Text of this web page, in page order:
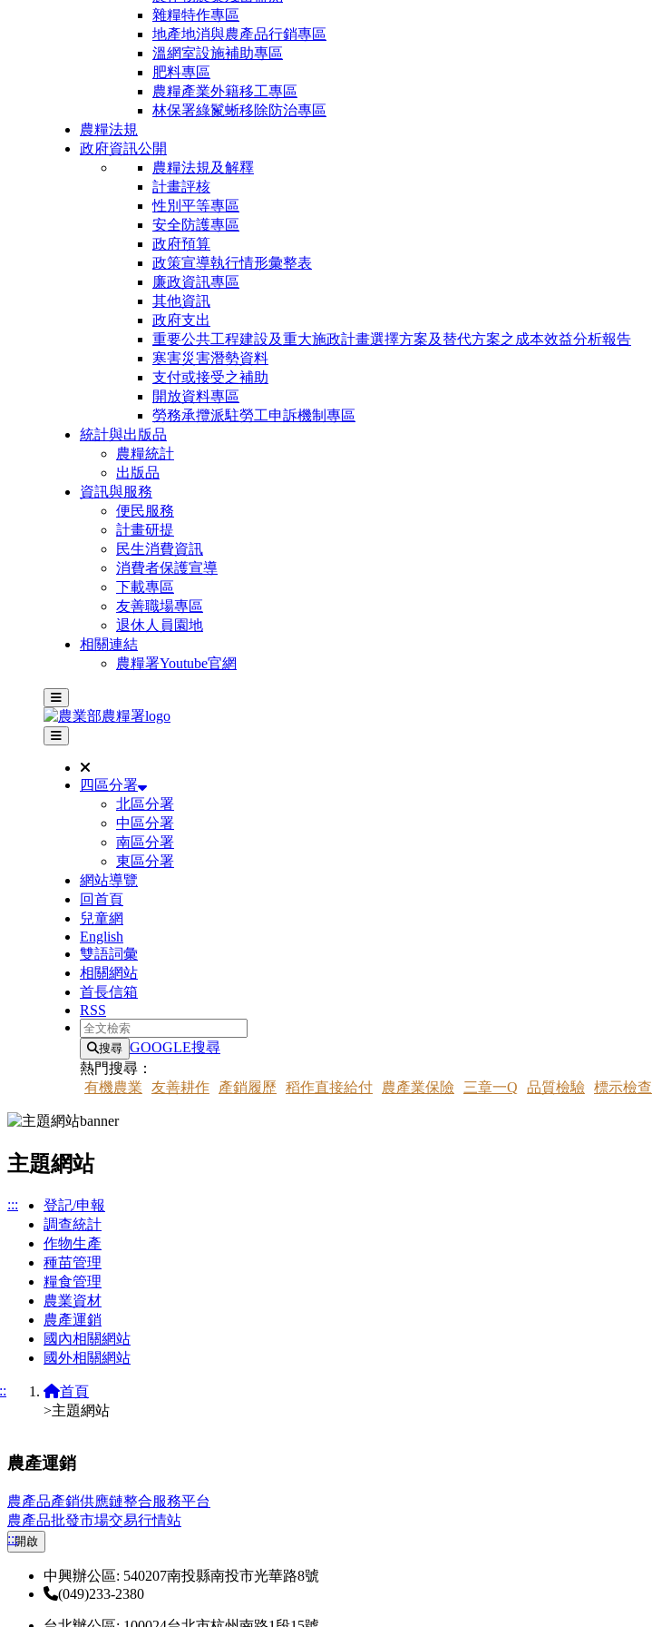
雜糧特作專區
地產地消與農產品行銷專區
溫網室設施補助專區
肥料專區
農糧產業外籍移工專區
林保署綠鬣蜥移除防治專區
農糧法規
政府資訊公開
農糧法規及解釋
計畫評核
性別平等專區
安全防護專區
政府預算
政策宣導執行情形彙整表
廉政資訊專區
其他資訊
政府支出
重要公共工程建設及重大施政計畫選擇方案及替代方案之成本效益分析報告
寒害災害潛勢資料
支付或接受之補助
開放資料專區
勞務承攬派駐勞工申訴機制專區
統計與出版品
農糧統計
出版品
資訊與服務
便民服務
計畫研提
民生消費資訊
消費者保護宣導
下載專區
友善職場專區
退休人員園地
相關連結
農糧署Youtube官網
主選單
其他網站選單
四區分署
北區分署
中區分署
南區分署
東區分署
網站導覽
回首頁
兒童網
English
雙語詞彙
相關網站
首長信箱
RSS
全文檢索
搜尋 GOOGLE搜尋
熱門搜尋：
有機農業
友善耕作 產銷履歷 稻作直接給付 農產業保險 三章一Q 品質檢驗 標示檢查
主題網站
:::
登記/申報
調查統計
作物生產
種苗管理
糧食管理
農業資材
農產運銷
國內相關網站
國外相關網站
首頁
>主題網站
農產運銷
農產品產銷供應鏈整合服務平台
農產品批發市場交易行情站
:::開啟
中興辦公區: 540207南投縣南投市光華路8號
(049)233-2380